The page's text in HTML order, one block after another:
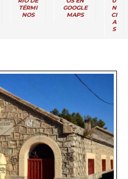
TÉRMI
NOS
GOOGLE
MAPS
N
CI
A
S